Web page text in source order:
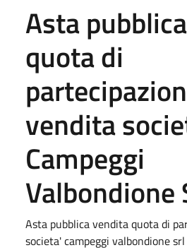
Asta
quota di
vendita
Campeggi
Valbondione
Asta pubblica vendita quota di
societa' campeggi valbondione srl